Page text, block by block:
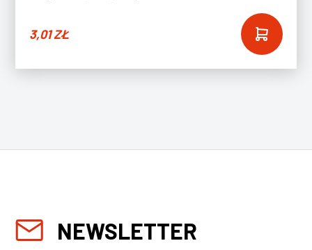
3,01ZŁ
NEWSLETTER